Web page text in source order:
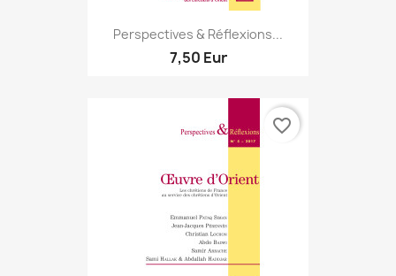
Perspectives & Réflexions...
7,50 Eur
favorite_border